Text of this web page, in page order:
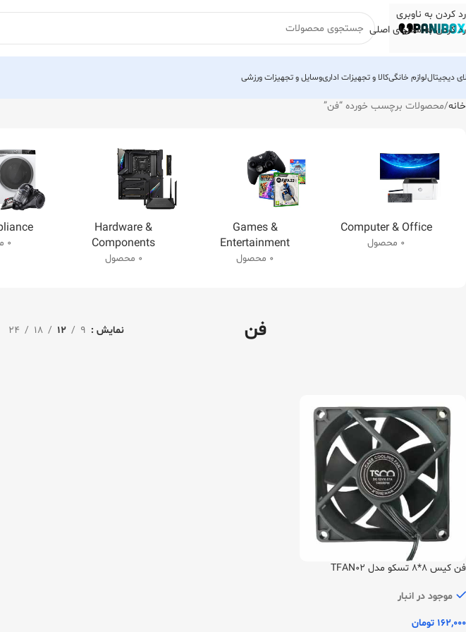
رد کردن به ناوبری
رد کردن به محتوای اصلی
دیجیتاللوازم خانگیکالا و تجهیزات اداریوسایل و تجهیزات ورزشی
خانه محصولات برچسب خورده “فن”
Computer & Office
0 محصول
Games &
Entertainment
0 محصول
Hardware &
Components
0 محصول
0 محصول
فن نمایش 9
12
18
24
فن کیس 8*8 تسکو مدل TFAN02
موجود در انبار
162,000 تومان